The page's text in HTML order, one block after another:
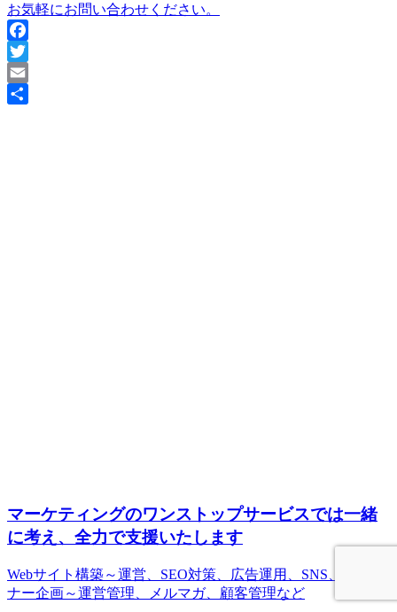
お気軽にお問い合わせください。
Facebook
Twitter
Email
マーケティングのワンストップサービスでは一緒
に考え、全力で支援いたします
Webサイト構築～運営、SEO対策、広告運用、SNS、ウェビ
ナー企画～運営管理、メルマガ、顧客管理など